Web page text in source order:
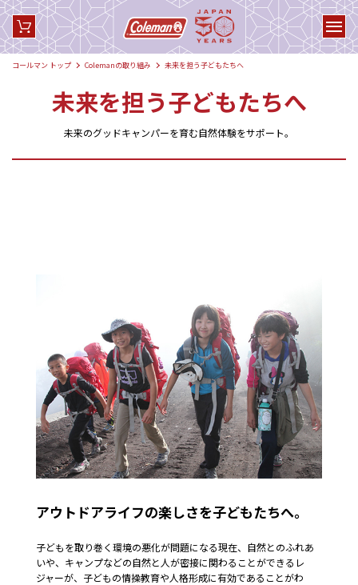
コールマン トップ Colemanの取り組み 未来を担う子どもたちへ
未来を担う子どもたちへ
未来のグッドキャンパーを育む自然体験をサポート。
アウトドアライフの楽しさを子どもたちへ。
子どもを取り巻く環境の悪化が問題になる現在、自然とのふれあ
いや、キャンプなどの自然と人が密接に関わることができるレ
ジャーが、子どもの情操教育や人格形成に有効であることがわ